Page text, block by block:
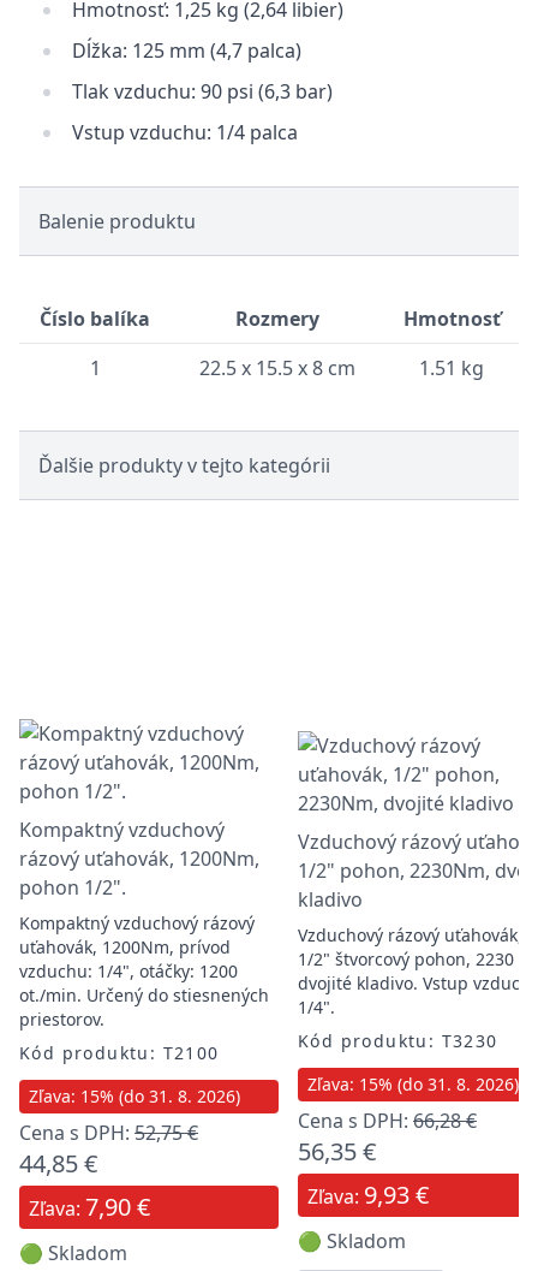
Hmotnosť: 1,25 kg (2,64 libier)
Dĺžka: 125 mm (4,7 palca)
Tlak vzduchu: 90 psi (6,3 bar)
Vstup vzduchu: 1/4 palca
Balenie produktu
Číslo balíka Rozmery
Hmotnosť
1
22.5 x 15.5 x 8 cm 1.51 kg
Ďalšie produkty v tejto kategórii
Kompaktný vzduchový
rázový uťahovák, 1200Nm,
pohon 1/2".
Kompaktný vzduchový rázový
uťahovák, 1200Nm, prívod
vzduchu: 1/4", otáčky: 1200
ot./min. Určený do stiesnených
priestorov.
Kód produktu: T2100
Zľava: 15% (do 31. 8. 2026)
Cena s DPH: 52,75 €
44,85 €
Zľava: 7,90 €
🟢 Skladom
Vzduchový rázový
1/2" pohon, 2230Nm,
kladivo
Vzduchový rázový uťahovák,
1/2" štvorcový pohon, 2230
dvojité kladivo. Vstup
1/4".
Kód produktu: T3230
Zľava: 15% (do 31. 8. 2026)
Cena s DPH: 66,28 €
56,35 €
Zľava: 9,93 €
🟢 Skladom